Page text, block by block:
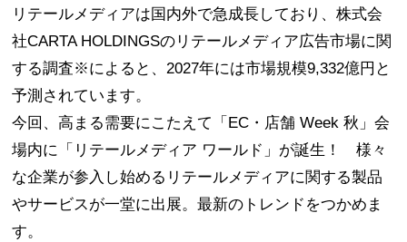
リテールメディアは国内外で急成長しており、株式会
社CARTA HOLDINGSのリテールメディア広告市場に関
する調査※によると、2027年には市場規模9,332億円と
予測されています。
今回、高まる需要にこたえて「EC・店舗 Week 秋」会
場内に「リテールメディア ワールド」が誕生！ 様々
な企業が参入し始めるリテールメディアに関する製品
やサービスが一堂に出展。最新のトレンドをつかめま
す。